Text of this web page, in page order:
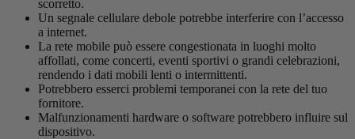
scorretto.
Un segnale cellulare debole potrebbe interferire con l’accesso
a internet.
La rete mobile può essere congestionata in luoghi molto
affollati, come concerti, eventi sportivi o grandi celebrazioni,
rendendo i dati mobili lenti o intermittenti.
Potrebbero esserci problemi temporanei con la rete del tuo
fornitore.
Malfunzionamenti hardware o software potrebbero influire sul
dispositivo.